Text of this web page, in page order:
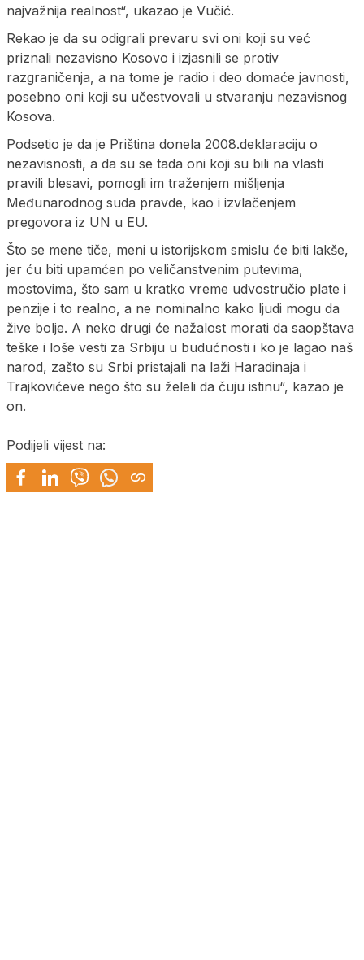
najvažnija realnost“, ukazao je Vučić.
Rekao je da su odigrali prevaru svi oni koji su već
priznali nezavisno Kosovo i izjasnili se protiv
razgraničenja, a na tome je radio i deo domaće javnosti,
posebno oni koji su učestvovali u stvaranju nezavisnog
Kosova.
Podsetio je da je Priština donela 2008.deklaraciju o
nezavisnosti, a da su se tada oni koji su bili na vlasti
pravili blesavi, pomogli im traženjem mišljenja
Međunarodnog suda pravde, kao i izvlačenjem
pregovora iz UN u EU.
Što se mene tiče, meni u istorijskom smislu će biti lakše,
jer ću biti upamćen po veličanstvenim putevima,
mostovima, što sam u kratko vreme udvostručio plate i
penzije i to realno, a ne nominalno kako ljudi mogu da
žive bolje. A neko drugi će nažalost morati da saopštava
teške i loše vesti za Srbiju u budućnosti i ko je lagao naš
narod, zašto su Srbi pristajali na laži Haradinaja i
Trajkovićeve nego što su želeli da čuju istinu“, kazao je
on.
Podijeli vijest na: